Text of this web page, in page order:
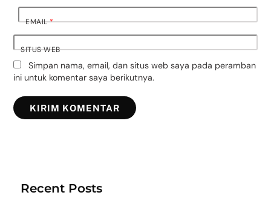
EMAIL*
SITUS WEB
Simpan nama, email, dan situs web saya pada peramban
ini untuk komentar saya berikutnya.
Recent Posts